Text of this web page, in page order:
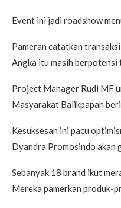
Event ini jadi roadshow
Pameran catatkan
Angka itu masih berpotensi
Project Manager Rudi MF
Masyarakat Balikpapan
Kesuksesan ini pacu
Dyandra Promosindo akan
Sebanyak 18 brand ikut
Mereka pamerkan produk-